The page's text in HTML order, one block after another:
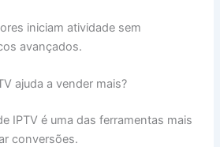
iniciam atividade sem
avançados.
ajuda a vender mais?
IPTV é uma das ferramentas mais
conversões.